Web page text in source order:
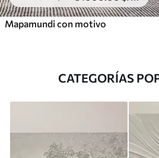
Mapamundi con motivo
CATEGORÍAS